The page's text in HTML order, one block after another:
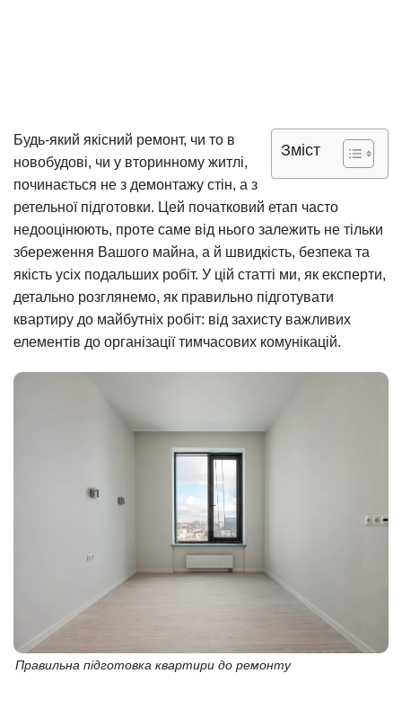
Зміст
Будь-який якісний ремонт, чи то в
новобудові, чи у вторинному житлі,
починається не з демонтажу стін, а з
ретельної підготовки. Цей початковий етап часто
недооцінюють, проте саме від нього залежить не тільки
збереження Вашого майна, а й швидкість, безпека та
якість усіх подальших робіт. У цій статті ми, як експерти,
детально розглянемо, як правильно підготувати
квартиру до майбутніх робіт: від захисту важливих
елементів до організації тимчасових комунікацій.
Правильна підготовка квартири до ремонту